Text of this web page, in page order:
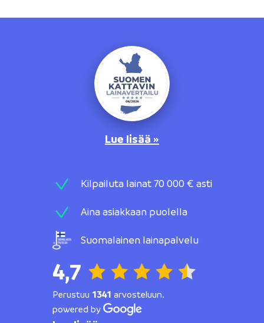
Lue lisää »
Kilpailuta lainat 70 000 € asti
Aina asiakkaan puolella
Suomalainen lainapalvelu
4,7
Perustuu 1341 arvosteluun.
powered by